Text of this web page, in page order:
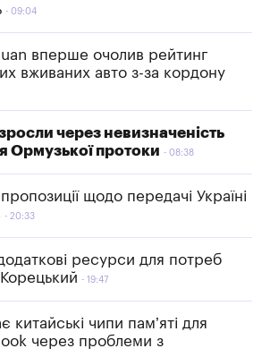
09:04
вперше очолив рейтинг
вживаних авто з-за кордону
через невизначеність
Ормузької протоки
08:38
щодо передачі Україні
20:33
ресурси для потреб
19:47
китайські чипи пам’яті для
через проблеми з